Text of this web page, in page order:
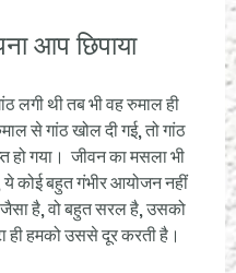
आप छिपाया
लगी थी तब भी वह रुमाल ही
से गांठ खोल दी गई, तो गांठ
हो गया।  जीवन का मसला भी
ये कोई बहुत गंभीर आयोजन नहीं
है, वो बहुत सरल है, उसको
ही हमको उससे दूर करती है।